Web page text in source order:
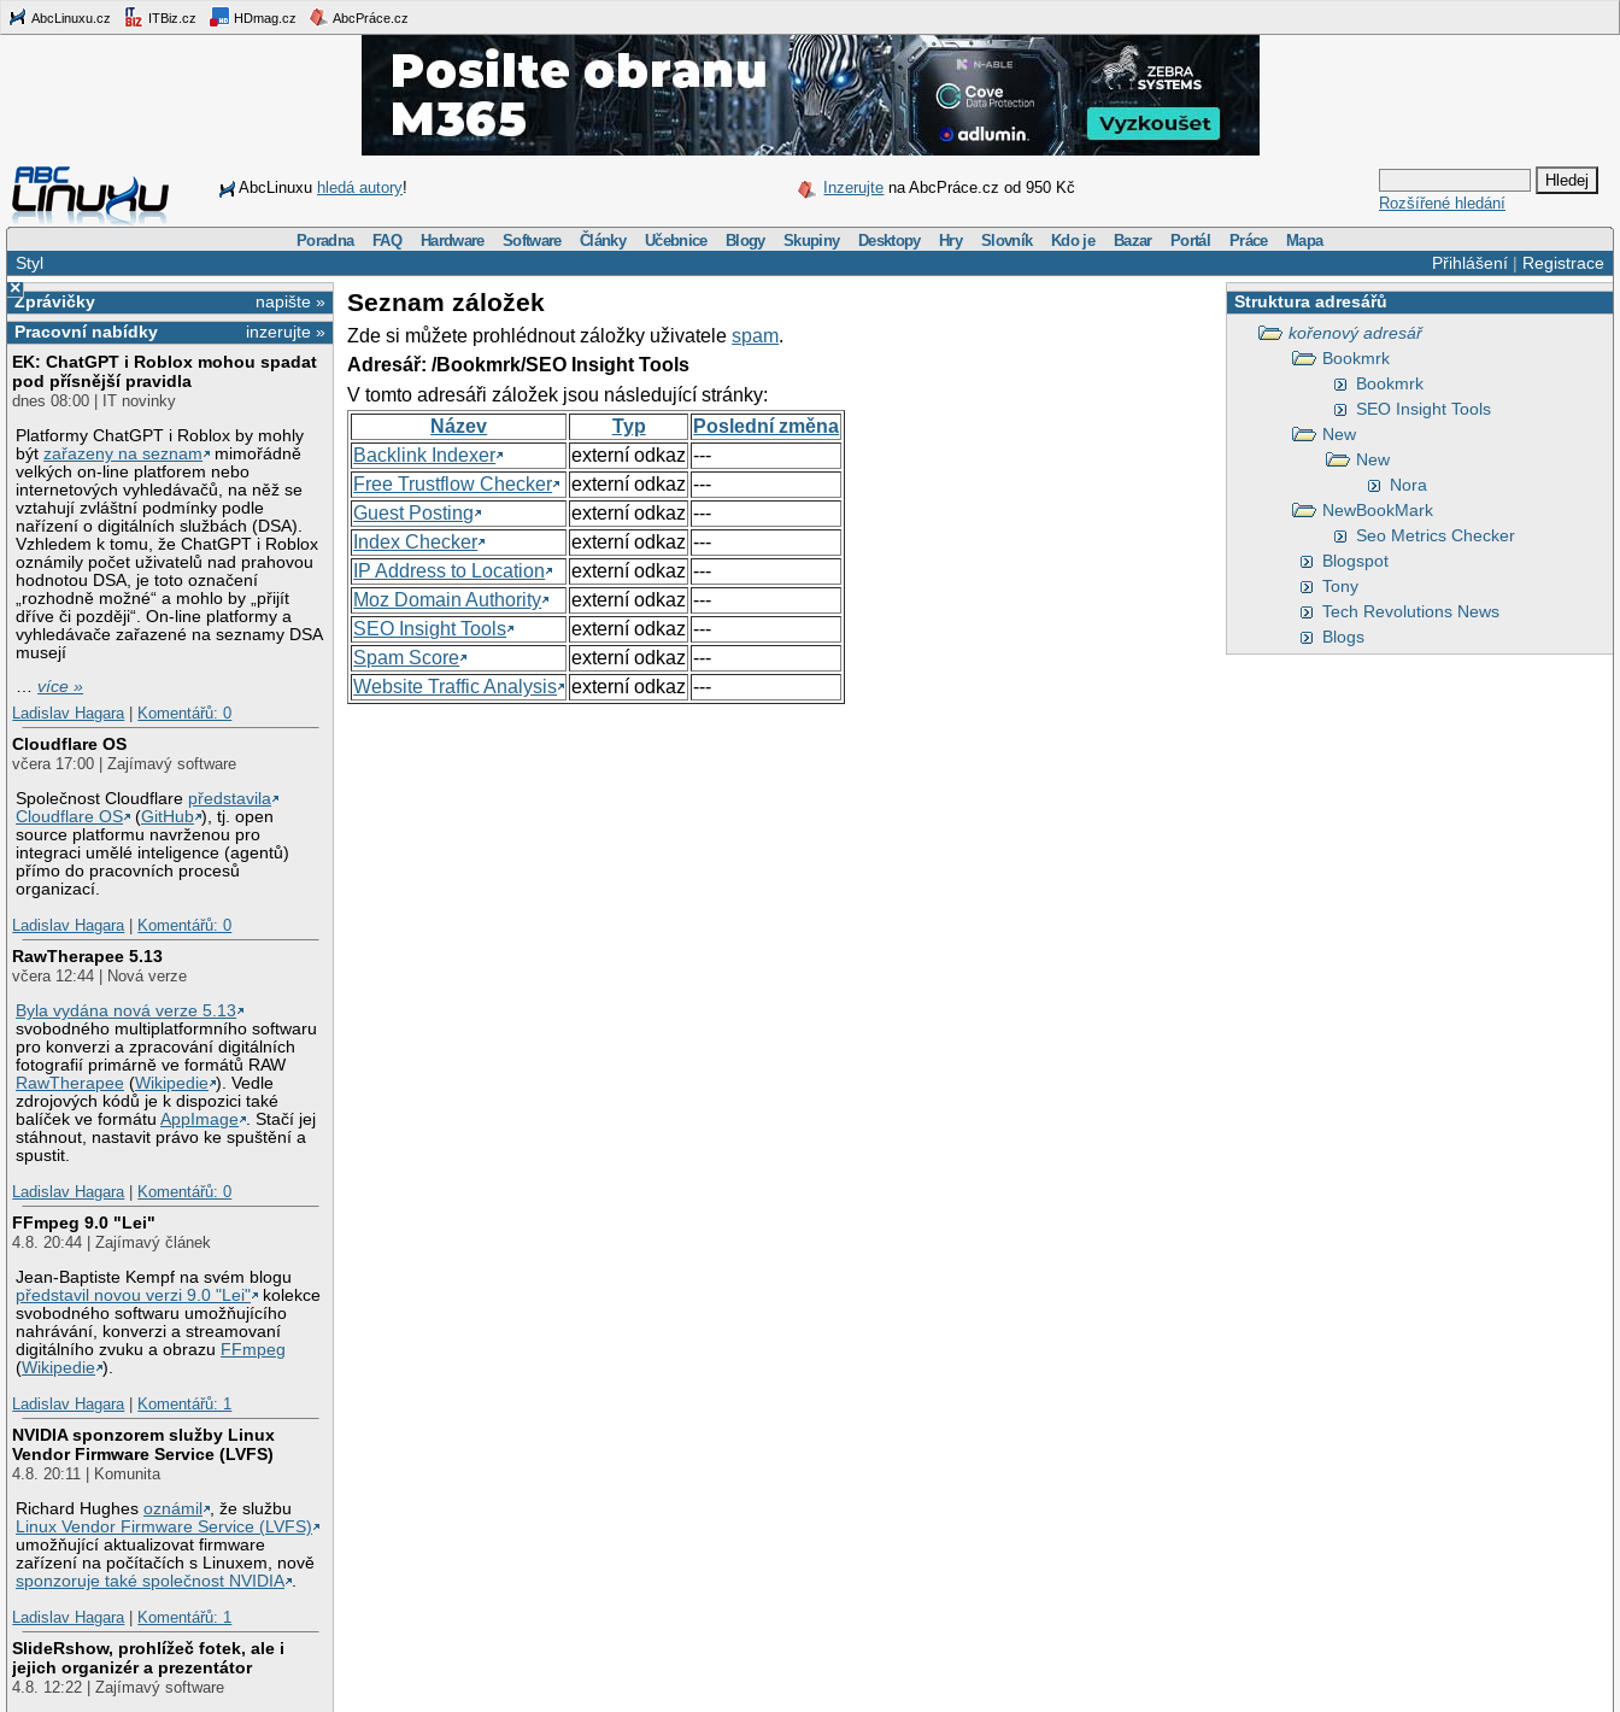
AbcLinuxu.cz ITBiz.cz HDmag.cz AbcPráce.cz
AbcLinuxu hledá autory! Inzerujte na AbcPráce.cz od 950 Kč
Rozšířené hledání
Poradna FAQ Hardware Software Články Učebnice Blogy Skupiny Desktopy Hry Slovník Kdo je Bazar Portál Práce Mapa
Přihlášení| Registrace
Styl
×
napište »
Zprávičky
inzerujte »
Pracovní nabídky
EK: ChatGPT i Roblox mohou spadat
pod přísnější pravidla
dnes 08:00 | IT novinky
Platformy ChatGPT i Roblox by mohly
býtzařazeny na seznam
mimořádně
velkých on-line platforem nebo
internetových vyhledávačů, na něž se
vztahují zvláštní podmínky podle
nařízení o digitálních službách (DSA).
Vzhledem k tomu, že ChatGPT i Roblox
oznámily počet uživatelů nad prahovou
hodnotou DSA, je toto označení
„rozhodně možné“ a mohlo by „přijít
dříve či později“. On-line platformy a
vyhledávače zařazené na seznamy DSA
musejí
…více »
Ladislav Hagara
Komentářů: 0
Cloudflare OS
včera 17:00 | Zajímavý software
Společnost Cloudflare představila
Cloudflare OS
(GitHub ), tj. open
source platformu navrženou pro
integraci umělé inteligence (agentů)
přímo do pracovních procesů
organizací.
Ladislav Hagara
Komentářů: 0
RawTherapee 5.13
včera 12:44 | Nová verze
Byla vydána nová verze 5.13
svobodného multiplatformního softwaru
pro konverzi a zpracování digitálních
fotografií primárně ve formátů RAW
RawTherapee (Wikipedie ). Vedle
zdrojových kódů je k dispozici také
balíček ve formátuAppImage . Stačí jej
stáhnout, nastavit právo ke spuštění a
spustit.
Ladislav Hagara
Komentářů: 0
FFmpeg 9.0 "Lei"
4.8. 20:44 | Zajímavý článek
Jean-Baptiste Kempf na svém blogu
představil novou verzi 9.0 "Lei"
kolekce
svobodného softwaru umožňujícího
nahrávání, konverzi a streamovaní
digitálního zvuku a obrazu FFmpeg
(Wikipedie ).
Ladislav Hagara
Komentářů: 1
NVIDIA sponzorem služby Linux
Vendor Firmware Service (LVFS)
4.8. 20:11 | Komunita
Richard Hughesoznámil
, že službu
Linux Vendor Firmware Service (LVFS)
umožňující aktualizovat firmware
zařízení na počítačích s Linuxem, nově
sponzoruje také společnost NVIDIA .
Ladislav Hagara | Komentářů: 1
SlideRshow, prohlížeč fotek, ale i
jejich organizér a prezentátor
4.8. 12:22 | Zajímavý software
Struktura adresářů
kořenový adresář
Bookmrk
Bookmrk
SEO Insight Tools
New
New
Nora
NewBookMark
Seo Metrics Checker
Blogspot
Tony
Tech Revolutions News
Blogs
Seznam záložek
Zde si můžete prohlédnout záložky uživatelespam.
Adresář: /Bookmrk/SEO Insight Tools
V tomto adresáři záložek jsou následující stránky:
Název
Typ
Poslední změna
Backlink Indexer
externí odkaz ---
Free Trustflow Checker
externí odkaz ---
Guest Posting
externí odkaz ---
Index Checker
externí odkaz ---
IP Address to Location
externí odkaz ---
Moz Domain Authority
externí odkaz ---
SEO Insight Tools
externí odkaz ---
Spam Score
externí odkaz ---
Website Traffic Analysis
externí odkaz ---